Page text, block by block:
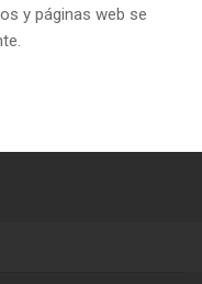
y páginas web se